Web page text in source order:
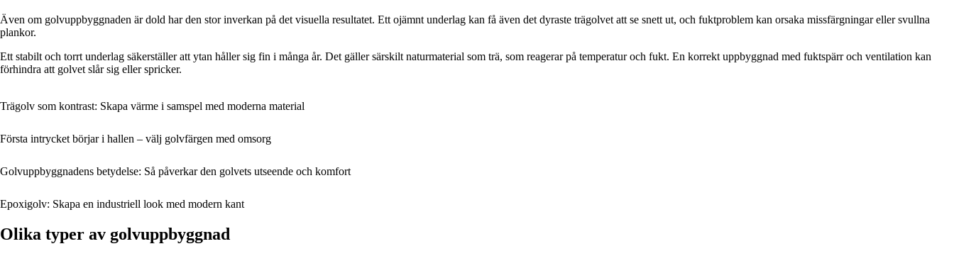
Även om golvuppbyggnaden är dold har den stor inverkan på det visuella resultatet. Ett ojämnt underlag kan få även det dyraste trägolvet att se snett ut, och fuktproblem kan orsaka missfärgningar eller svullna
plankor.
Ett stabilt och torrt underlag säkerställer att ytan håller sig fin i många år. Det gäller särskilt naturmaterial som trä, som reagerar på temperatur och fukt. En korrekt uppbyggnad med fuktspärr och ventilation kan
förhindra att golvet slår sig eller spricker.
Trägolv som kontrast: Skapa värme i samspel med moderna material
Första intrycket börjar i hallen – välj golvfärgen med omsorg
Golvuppbyggnadens betydelse: Så påverkar den golvets utseende och komfort
Epoxigolv: Skapa en industriell look med modern kant
Olika typer av golvuppbyggnad